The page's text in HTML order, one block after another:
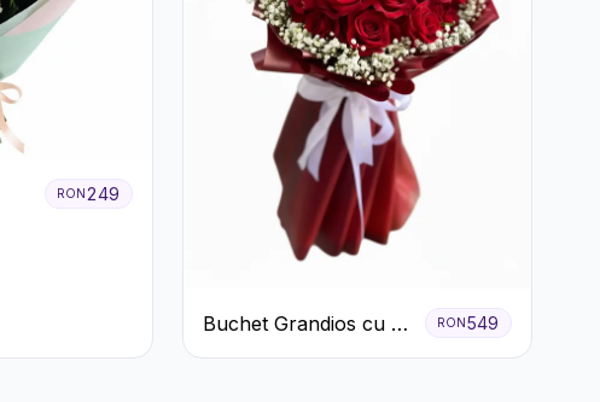
RON249
Buchet Grandios cu 25
de Trandafiri Roșii
RON549